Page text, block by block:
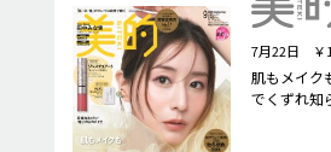
7月22日 ￥
肌もメイク
でくずれ知